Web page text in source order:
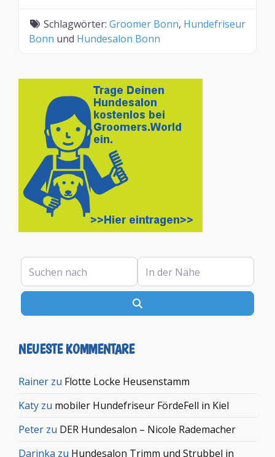
Schlagwörter: Groomer Bonn, Hundefriseur
Bonn und Hundesalon Bonn
Suchen nach In der Nähe
NEUESTE KOMMENTARE
Rainer zu Flotte Locke Heusenstamm
Katy zu mobiler Hundefriseur FördeFell in Kiel
Peter zu DER Hundesalon – Nicole Rademacher
Darinka zu Hundesalon Trimm und Strubbel in